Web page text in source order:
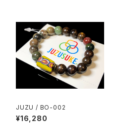
JUZU / BO-002
¥16,280